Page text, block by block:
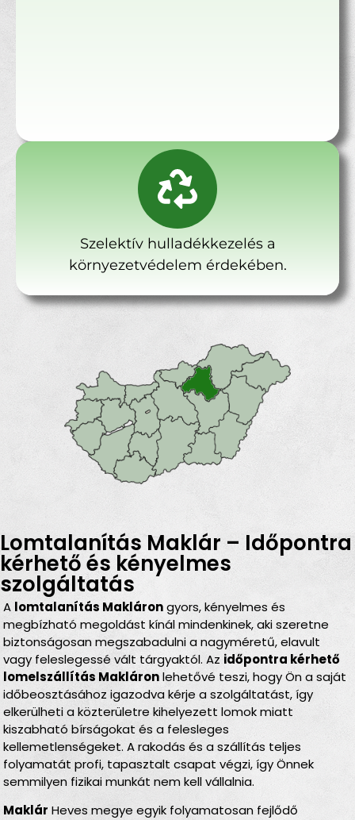
Szelektív hulladékkezelés a
környezetvédelem érdekében.
Lomtalanítás Maklár – Időpontra
kérhető és kényelmes
szolgáltatás
A lomtalanítás Maklárongyors, kényelmes és
megbízható megoldást kínál mindenkinek, aki szeretne
biztonságosan megszabadulni a nagyméretű, elavult
vagy feleslegessé vált tárgyaktól. Az időpontra kérhető
lomelszállítás Makláronlehetővé teszi, hogy Ön a saját
időbeosztásához igazodva kérje a szolgáltatást, így
elkerülheti a közterületre kihelyezett lomok miatt
kiszabható bírságokat és a felesleges
kellemetlenségeket. A rakodás és a szállítás teljes
folyamatát profi, tapasztalt csapat végzi, így Önnek
semmilyen fizikai munkát nem kell vállalnia.
Maklár Heves megye egyik folyamatosan fejlődő